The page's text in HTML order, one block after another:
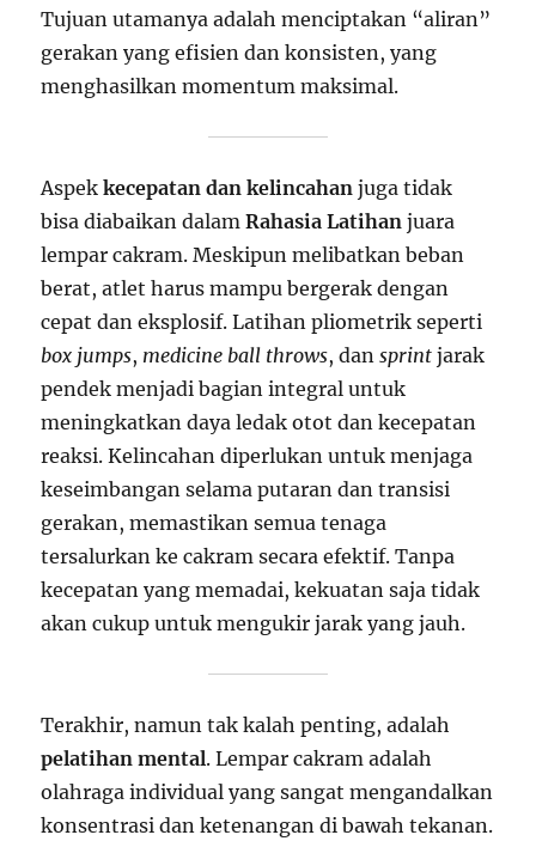
Tujuan utamanya adalah menciptakan “aliran”
gerakan yang efisien dan konsisten, yang
menghasilkan momentum maksimal.
Aspekkecepatan dan kelincahan juga tidak
bisa diabaikan dalamRahasia Latihan juara
lempar cakram. Meskipun melibatkan beban
berat, atlet harus mampu bergerak dengan
cepat dan eksplosif. Latihan pliometrik seperti
box jumps, medicine ball throws, dansprint jarak
pendek menjadi bagian integral untuk
meningkatkan daya ledak otot dan kecepatan
reaksi. Kelincahan diperlukan untuk menjaga
keseimbangan selama putaran dan transisi
gerakan, memastikan semua tenaga
tersalurkan ke cakram secara efektif. Tanpa
kecepatan yang memadai, kekuatan saja tidak
akan cukup untuk mengukir jarak yang jauh.
Terakhir, namun tak kalah penting, adalah
pelatihan mental. Lempar cakram adalah
olahraga individual yang sangat mengandalkan
konsentrasi dan ketenangan di bawah tekanan.